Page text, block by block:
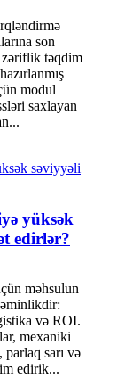
son
zəriflik təqdim
modul
saxlayan
yüksək
edirlər?
məhsulun
və ROI.
mexaniki
sarı və
edirik...